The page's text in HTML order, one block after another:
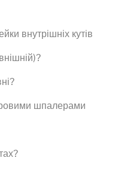
внутрішніх кутів
шпалерами